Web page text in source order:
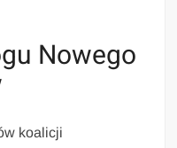
Nowego
koalicji